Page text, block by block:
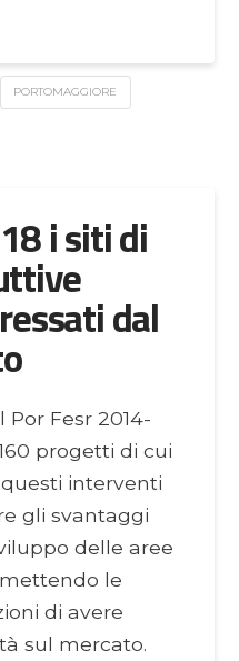
PORTOMAGGIORE
i siti di
dal
Fesr 2014-
progetti di cui
questi interventi
gli svantaggi
delle aree
le
di avere
sul mercato.